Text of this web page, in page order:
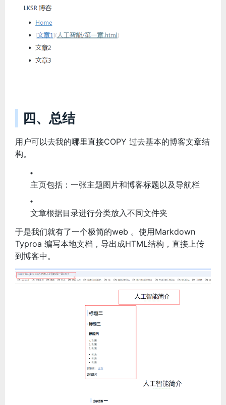
四、总结
用户可以去我的哪里直接COPY 过去基本的博客文章结
构。
主页包括：一张主题图片和博客标题以及导航栏
文章根据目录进行分类放入不同文件夹
于是我们就有了一个极简的web 。使用Markdown
Typroa 编写本地文档，导出成HTML结构，直接上传
到博客中。